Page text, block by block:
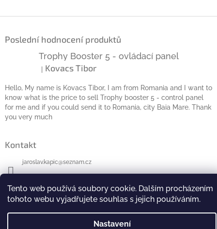
Tento web používá soubory cookie. Dalším procházením
tohoto webu vyjadřujete souhlas s jejich používáním.
Nastavení
Poslední hodnocení produktů
Trophy Booster 5 - ovládací panel
Hodnocení produktu je 5 z 5 hvězdiček.
| Kovacs Tibor
Hello, My name is Kovacs Tibor, I am from Romania and I want to
know what is the price to sell Trophy booster 5 - control panel
for me and if you could send it to Romania, city Baia Mare. Thank
you very much
Kontakt
jaroslav.kapic@seznam.cz
Copyright 2026Život snadněji